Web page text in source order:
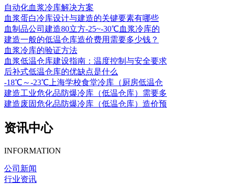
自动化血浆冷库解决方案
血浆蛋白冷库设计与建造的关键要素有哪些
血制品公司建造80立方-25~-30℃血浆冷库的
建造一般的低温仓库造价费用需要多少钱？
血浆冷库的验证方法
血浆低温仓库建设指南：温度控制与安全要求
后补式低温仓库的优缺点是什么
-18℃～-23℃上海学校食堂冷库（厨房低温仓
建造工业危化品防爆冷库（低温仓库）需要多
建造废固危化品防爆冷库（低温仓库）造价预
资讯中心
INFORMATION
公司新闻
行业资讯